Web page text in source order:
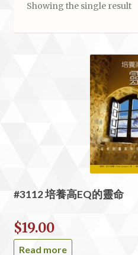
Showing the single result
#3112 培養高EQ的靈命
$19.00
Read more